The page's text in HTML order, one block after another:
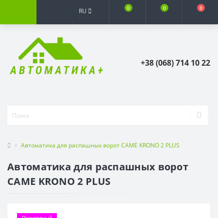
RU 0 0 0
+38 (068) 714 10 22
Автоматика для распашных ворот CAME KRONO 2 PLUS
Автоматика для распашных ворот
CAME KRONO 2 PLUS